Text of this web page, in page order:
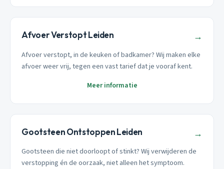
Afvoer Verstopt Leiden →
Afvoer verstopt, in de keuken of badkamer? Wij maken elke
afvoer weer vrij, tegen een vast tarief dat je vooraf kent.
Meer informatie
Gootsteen Ontstoppen Leiden →
Gootsteen die niet doorloopt of stinkt? Wij verwijderen de
verstopping én de oorzaak, niet alleen het symptoom.